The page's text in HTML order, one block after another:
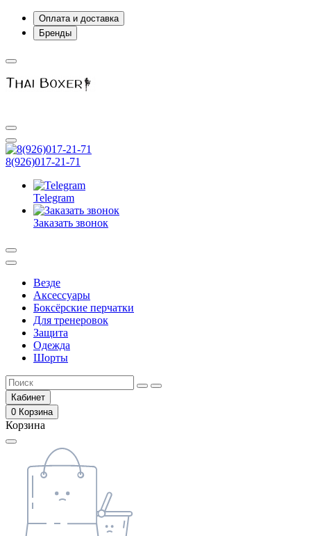
Оплата и доставка
Бренды
8(926)017-21-71
Telegram
Заказать звонок
Везде
Аксессуары
Боксёрские перчатки
Для тренеровок
Защита
Одежда
Шорты
Кабинет
0 Корзина
Корзина